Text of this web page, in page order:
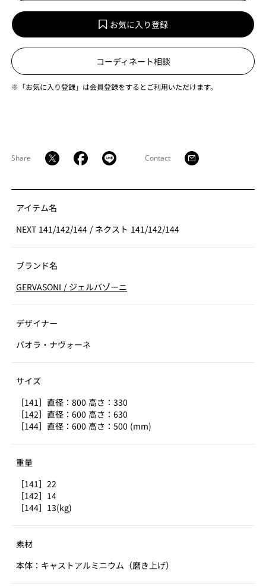
お気に入り登録
コーディネート相談
※「お気に入り登録」は会員登録をするとご利用いただけます。
Share Contact
アイテム名
NEXT 141/142/144 / ネクスト 141/142/144
ブランド名
GERVASONI / ジェルバゾーニ
デザイナー
パオラ・ナヴォーネ
サイズ
［141］直径：800 高さ：330
［142］直径：600 高さ：630
［144］直径：600 高さ：500 (mm)
重量
［141］22
［142］14
［144］13(kg)
素材
本体：キャストアルミニウム（磨き上げ）